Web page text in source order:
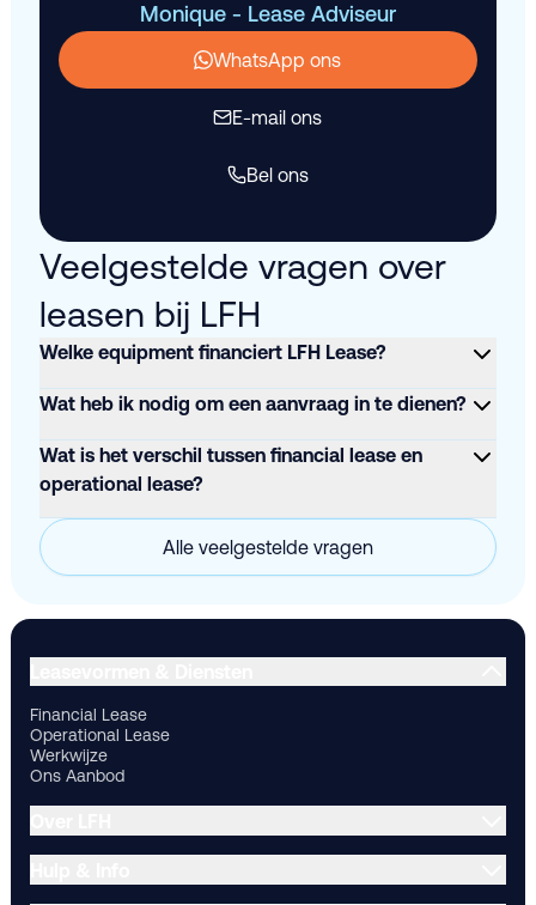
Monique - Lease Adviseur
WhatsApp ons
E-mail ons
Bel ons
Veelgestelde vragen over
leasen bij LFH
Welke equipment financiert LFH Lease?
Wat heb ik nodig om een aanvraag in te dienen?
Wat is het verschil tussen financial lease en
operational lease?
Alle veelgestelde vragen
Financial Lease
Operational Lease
Werkwijze
Ons Aanbod